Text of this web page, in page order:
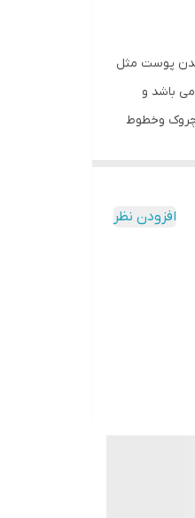
شدن پوست مثل
باشد و
چروک وخطوط
افزودن نظر